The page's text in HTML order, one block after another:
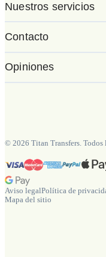
Nuestros servicios
Contacto
Opiniones
© 2026 Titan Transfers. Todos
Aviso legalPolítica de
Mapa del sitio